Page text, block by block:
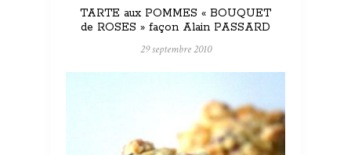
TARTE aux POMMES « BOUQUET
de ROSES » façon Alain PASSARD
29 septembre 2010